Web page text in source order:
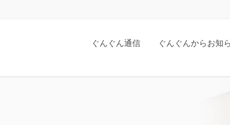
ぐんぐん通信 ぐんぐんからお知